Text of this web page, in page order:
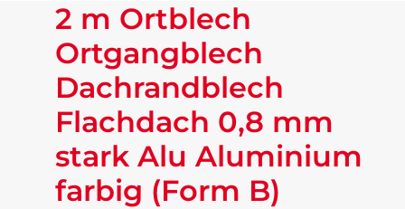
2 m Ortblech
Ortgangblech
Dachrandblech
Flachdach 0,8 mm
stark Alu Aluminium
farbig (Form B)